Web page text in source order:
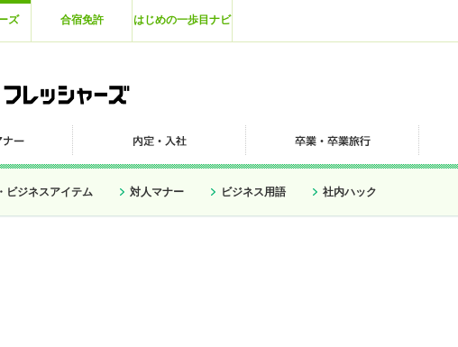
ズ 合宿免許 はじめの一歩目ナビ
ビジネスアイテム 対人マナー ビジネス用語 社内ハック